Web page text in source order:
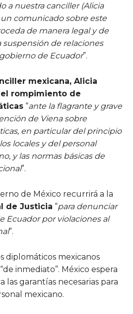
a nuestra canciller (Alicia
comunicado sobre este
de manera legal y de
de relaciones
de Ecuador”.
mexicana, Alicia
rompimiento de
“ante la flagrante y grave
de Viena sobre
en particular del principio
locales y del personal
y las normas básicas de
”.
de México recurrirá a la
de Justicia “para denunciar
Ecuador por violaciones al
”.
diplomáticos mexicanos
inmediato”. México espera
las garantías necesarias para
mexicano.